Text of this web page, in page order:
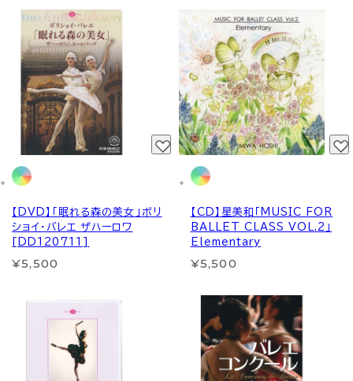
【DVD】「眠れる森の美女」ボリ
ショイ・バレエ ザハーロワ
[DD120711]
¥5,500
【CD】星美和「MUSIC FOR
BALLET CLASS VOL.2」
Elementary
¥5,500